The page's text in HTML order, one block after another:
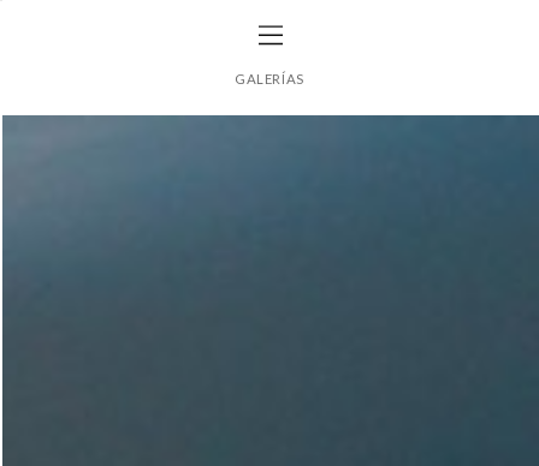
GALERÍAS